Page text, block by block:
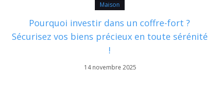
Maison
Pourquoi investir dans un coffre-fort ?
Sécurisez vos biens précieux en toute sérénité
!
14 novembre 2025